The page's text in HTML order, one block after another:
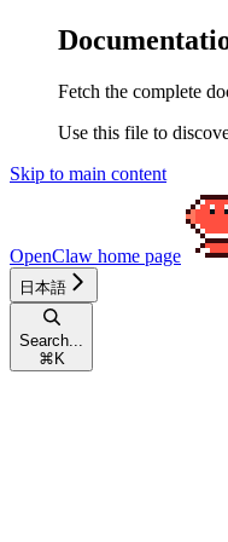
Fetch the complete
Use this file to
Skip to main content
OpenClaw home page
日本語
Search...
⌘ K